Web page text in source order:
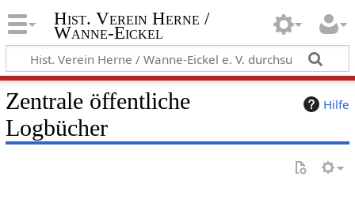
Hist. Verein Herne /
Wanne-Eickel
Hilfe
Zentrale öffentliche
Logbücher